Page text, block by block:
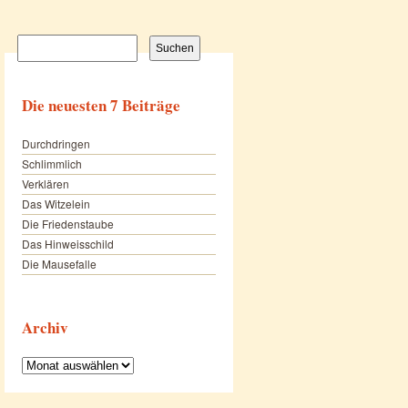
Suchen
Die neuesten 7 Beiträge
Durchdringen
Schlimmlich
Verklären
Das Witzelein
Die Friedenstaube
Das Hinweisschild
Die Mausefalle
Archiv
Archiv